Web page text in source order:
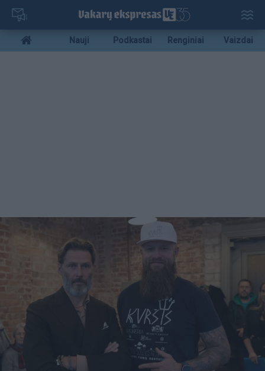
Pereiti
pagrindinį
turinį
Mobile
menu
Nauji Podkastai Renginiai Vaizdai